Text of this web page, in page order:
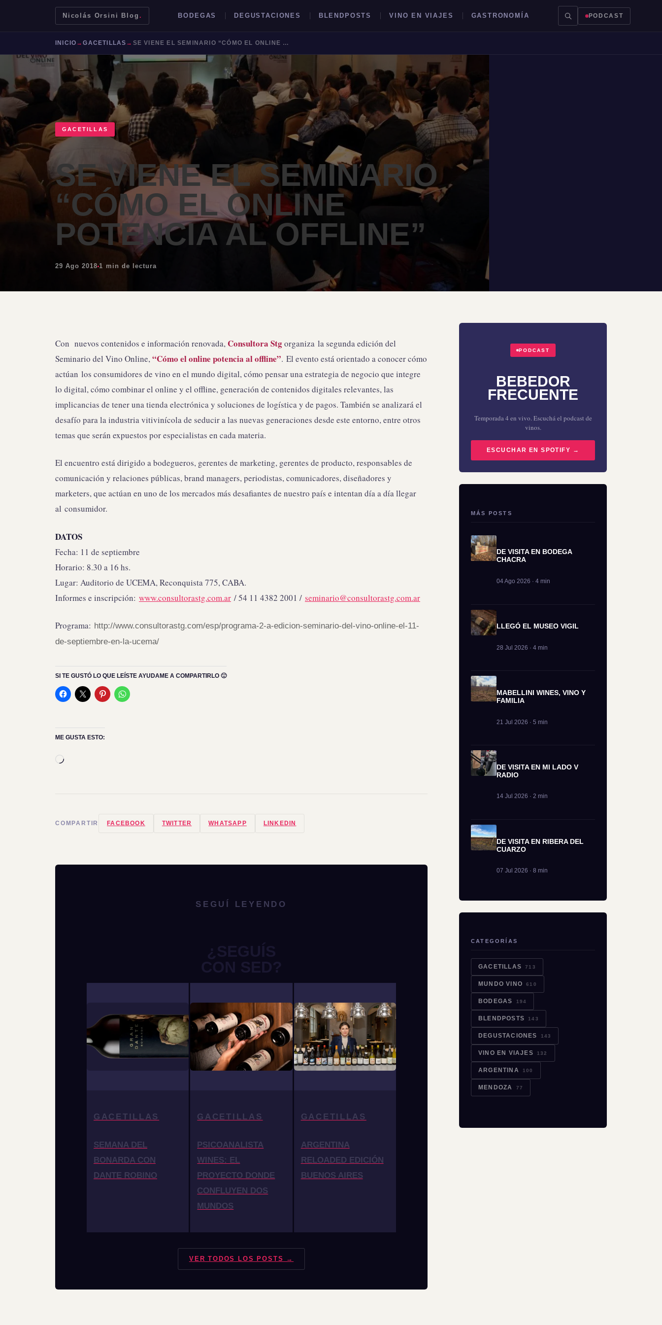
Nicolás Orsini Blog . BODEGAS DEGUSTACIONES BLENDPOSTS VINO EN VIAJES GASTRONOMÍA PODCAST
BUSCAR →
Mendoza Malbec Bodegas Jujuy
INICIO →GACETILLAS → SE VIENE EL SEMINARIO “CÓMO EL ONLINE POTENCIA AL OFFLINE”
GACETILLAS
SE VIENE EL SEMINARIO
“CÓMO EL ONLINE
POTENCIA AL OFFLINE”
29 Ago 2018 1 min de lectura
Con nuevos contenidos e información renovada, Consultora Stgorganiza la segunda edición del
Seminario del Vino Online, “Cómo el online potencia al offline”. El evento está orientado a conocer cómo
actúan los consumidores de vino en el mundo digital, cómo pensar una estrategia de negocio que integre
lo digital, cómo combinar el online y el offline, generación de contenidos digitales relevantes, las
implicancias de tener una tienda electrónica y soluciones de logística y de pagos. También se analizará el
desafío para la industria vitivinícola de seducir a las nuevas generaciones desde este entorno, entre otros
temas que serán expuestos por especialistas en cada materia.
El encuentro está dirigido a bodegueros, gerentes de marketing, gerentes de producto, responsables de
comunicación y relaciones públicas, brand managers, periodistas, comunicadores, diseñadores y
marketers, que actúan en uno de los mercados más desafiantes de nuestro país e intentan día a día llegar
al consumidor.
DATOS
Fecha: 11 de septiembre
Horario: 8.30 a 16 hs.
Lugar: Auditorio de UCEMA, Reconquista 775, CABA.
Informes e inscripción: www.consultorastg.com.ar / 54 11 4382 2001 / seminario@consultorastg.com.ar
Programa: http://www.consultorastg.com/esp/programa-2-a-edicion-seminario-del-vino-online-el-11-
de-septiembre-en-la-ucema/
SI TE GUSTÓ LO QUE LEÍSTE AYUDAME A COMPARTIRLO 🙂
ME GUSTA ESTO:
Cargando...
COMPARTIR FACEBOOK TWITTER WHATSAPP LINKEDIN
SEGUÍ LEYENDO
¿SEGUÍS
CON SED?
GACETILLAS
SEMANA DEL
BONARDA CON
DANTE ROBINO
GACETILLAS
PSICOANALISTA
WINES: EL
PROYECTO DONDE
CONFLUYEN DOS
MUNDOS
GACETILLAS
ARGENTINA
RELOADED EDICIÓN
BUENOS AIRES
VER TODOS LOS POSTS →
PODCAST
BEBEDOR
FRECUENTE
Temporada 4 en vivo. Escuchá el podcast de
vinos.
ESCUCHAR EN SPOTIFY →
MÁS POSTS
DE VISITA EN BODEGA
CHACRA
04 Ago 2026 · 4 min
LLEGÓ EL MUSEO VIGIL
28 Jul 2026 · 4 min
MABELLINI WINES, VINO Y
FAMILIA
21 Jul 2026 · 5 min
DE VISITA EN MI LADO V
RADIO
14 Jul 2026 · 2 min
DE VISITA EN RIBERA DEL
CUARZO
07 Jul 2026 · 8 min
CATEGORÍAS
GACETILLAS 713
MUNDO VINO 610
BODEGAS 194
BLENDPOSTS 143
DEGUSTACIONES 143
VINO EN VIAJES 132
ARGENTINA 100
MENDOZA 77